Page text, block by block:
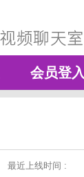
会员登入
最近上线时间 :